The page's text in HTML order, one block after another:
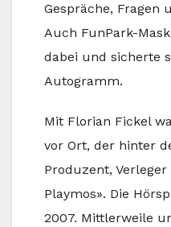
Gespräche, Fragen
Auch FunPark-
dabei und sicherte
Autogramm.
Mit Florian Fickel
vor Ort, der hinter
Produzent,
Playmos». Die
2007. Mittlerweile